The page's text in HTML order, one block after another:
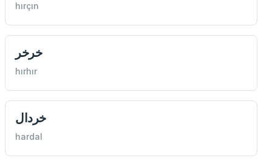
hırçın
خرخر
hırhır
خردال
hardal